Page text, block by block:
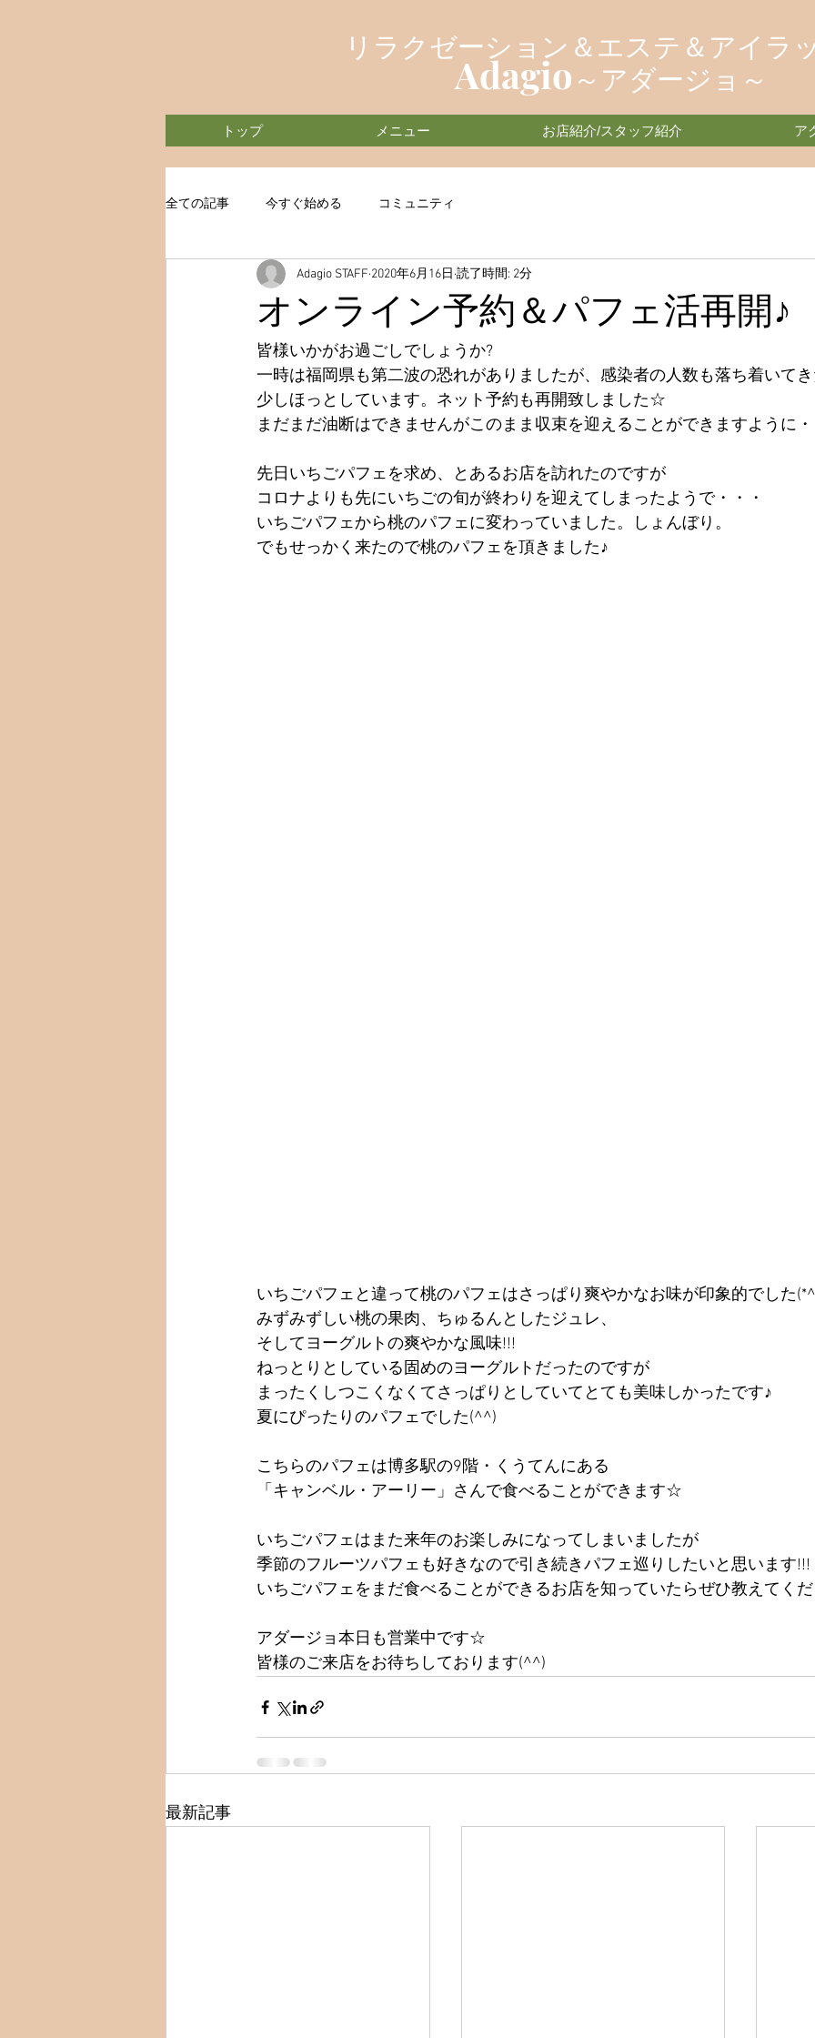
リラクゼーション＆エステ＆アイラ
Adagio ～アダージョ～
トップ メニュー お店紹介/スタッフ紹介 ア
全ての記事 今すぐ始める コミュニティ
オンライン予約＆パフェ活再開♪
Adagio STAFF 2020年6月16日 読了時間: 2分
皆様いかがお過ごしでしょうか?
一時は福岡県も第二波の恐れがありましたが、感染者の人数も落ち着いて
少しほっとしています。ネット予約も再開致しました☆
まだまだ油断はできませんがこのまま収束を迎えることができますように
先日いちごパフェを求め、とあるお店を訪れたのですが
コロナよりも先にいちごの旬が終わりを迎えてしまったようで・・・
いちごパフェから桃のパフェに変わっていました。しょんぼり。
でもせっかく来たので桃のパフェを頂きました♪
いちごパフェと違って桃のパフェはさっぱり爽やかなお味が印象的でした
みずみずしい桃の果肉、ちゅるんとしたジュレ、
そしてヨーグルトの爽やかな風味!!!
ねっとりとしている固めのヨーグルトだったのですが
まったくしつこくなくてさっぱりとしていてとても美味しかったです♪
夏にぴったりのパフェでした(^^)
こちらのパフェは博多駅の9階・くうてんにある
「キャンベル・アーリー」さんで食べることができます☆
いちごパフェはまた来年のお楽しみになってしまいましたが
季節のフルーツパフェも好きなので引き続きパフェ巡りしたいと思います!!!
いちごパフェをまだ食べることができるお店を知っていたらぜひ教えてく
アダージョ本日も営業中です☆
皆様のご来店をお待ちしております(^^)
最新記事